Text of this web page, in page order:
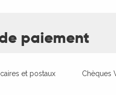
paiement
et postaux Chèques